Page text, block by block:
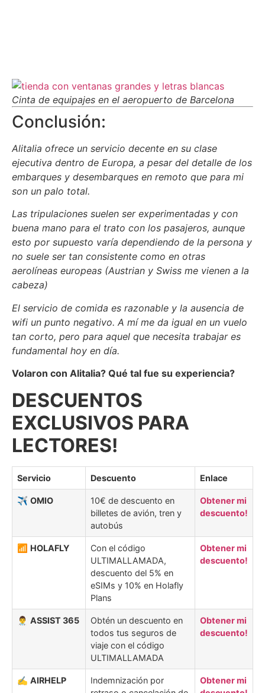
Cinta de equipajes en el aeropuerto de Barcelona
Conclusión:
Alitalia ofrece un servicio decente en su clase
ejecutiva dentro de Europa, a pesar del detalle de los
embarques y desembarques en remoto que para mi
son un palo total.
Las tripulaciones suelen ser experimentadas y con
buena mano para el trato con los pasajeros, aunque
esto por supuesto varía dependiendo de la persona y
no suele ser tan consistente como en otras
aerolíneas europeas (Austrian y Swiss me vienen a la
cabeza)
El servicio de comida es razonable y la ausencia de
wifi un punto negativo. A mí me da igual en un vuelo
tan corto, pero para aquel que necesita trabajar es
fundamental hoy en día.
Volaron con Alitalia? Qué tal fue su experiencia?
DESCUENTOS
EXCLUSIVOS PARA
LECTORES!
Servicio Descuento Enlace
✈️ OMIO
10€ de descuento en
billetes de avión, tren y
autobús
Obtener mi
descuento!
📶 HOLAFLY
Con el código
ULTIMALLAMADA,
descuento del 5% en
eSIMs y 10% en Holafly
Plans
Obtener mi
descuento!
👨‍⚕️ ASSIST 365
Obtén un descuento en
todos tus seguros de
viaje con el código
ULTIMALLAMADA
Obtener mi
descuento!
✍️ AIRHELP
Indemnización por
Obtener mi